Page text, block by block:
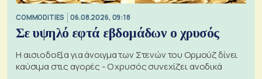
COMMODITIES 06.08.2026, 09:18
Σε υψηλό εφτά εβδομάδων ο χρυσός
Η αισιοδοξία για άνοιγμα των Στενών του Ορμούζ δίνει
καύσιμα στις αγορές - Ο χρυσός συνεχίζει ανοδικά